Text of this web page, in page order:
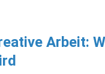
Arbeit: